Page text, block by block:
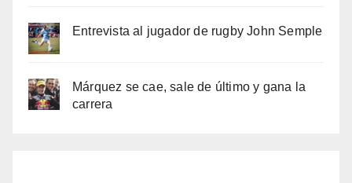
Entrevista al jugador de rugby John Semple
Márquez se cae, sale de último y gana la
carrera